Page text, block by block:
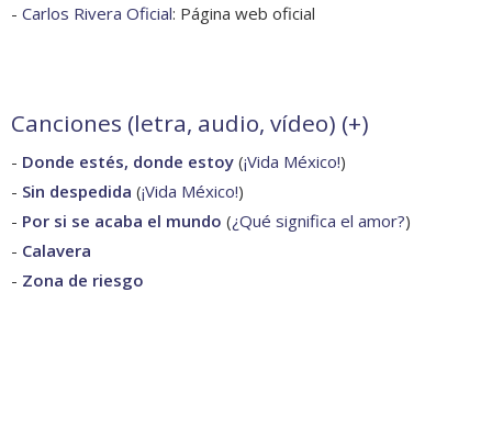
- Carlos Rivera Oficial: Página web oficial
Canciones (letra, audio, vídeo) (+)
- Donde estés, donde estoy (¡Vida México!)
- Sin despedida (¡Vida México!)
- Por si se acaba el mundo (¿Qué significa el amor?)
- Calavera
- Zona de riesgo